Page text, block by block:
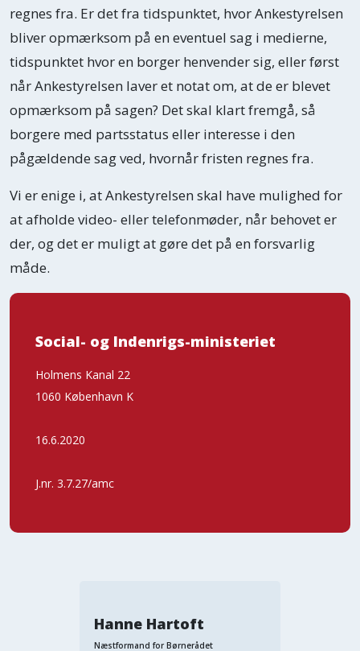
regnes fra. Er det fra tidspunktet, hvor Ankestyrelsen
bliver opmærksom på en eventuel sag i medierne,
tidspunktet hvor en borger henvender sig, eller først
når Ankestyrelsen laver et notat om, at de er blevet
opmærksom på sagen? Det skal klart fremgå, så
borgere med partsstatus eller interesse i den
pågældende sag ved, hvornår fristen regnes fra.
Vi er enige i, at Ankestyrelsen skal have mulighed for
at afholde video- eller telefonmøder, når behovet er
der, og det er muligt at gøre det på en forsvarlig
måde.
Social- og Indenrigs-ministeriet
Holmens Kanal 22
1060 København K
16.6.2020
J.nr. 3.7.27/amc
Hanne Hartoft
Næstformand for Børnerådet